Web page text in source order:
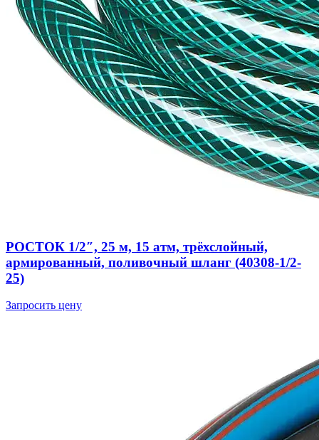
РОСТОК 1/2″, 25 м, 15 атм, трёхслойный,
армированный, поливочный шланг (40308-1/2-
25)
Запросить цену